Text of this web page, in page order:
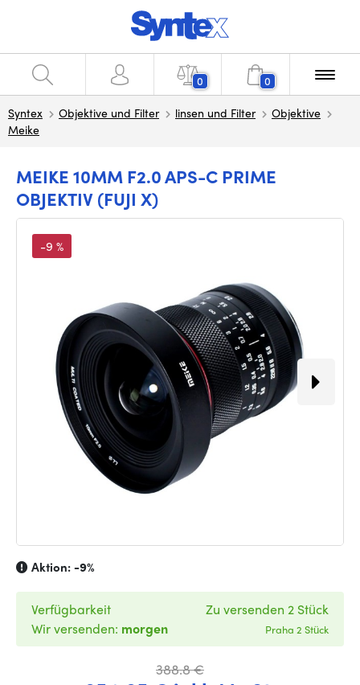
0 0
Syntex Objektive und Filter linsen und Filter
Objektive
Meike
MEIKE 10MM F2.0 APS-C PRIME
OBJEKTIV (FUJI X)
-9 %
Aktion:-9%
388.8 €
Verfügbarkeit
Wir versenden: morgen
Zu versenden 2 Stück
Praha 2 Stück